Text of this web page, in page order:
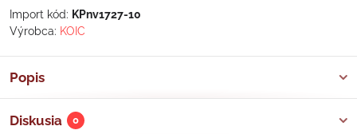
Import kód: KPnv1727-10
Výrobca: KOIC
Popis
Diskusia 0